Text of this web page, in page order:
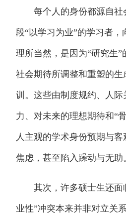
每个人的身份都源自社会
段“以学习为业”的学习者
理所当然，是因为“研究生
社会期待所调整和重塑的
训。这些由制度规约、人
力、对未来的理想期待和“
人主观的学术身份预期与
焦虑，甚至陷入躁动与无助
其次，许多硕士生还面临
业性”冲突本来并非对立关